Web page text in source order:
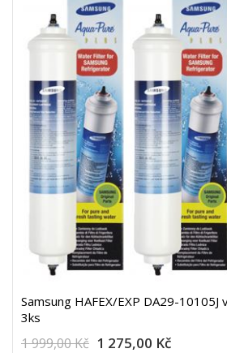
Samsung HAFEX/EXP DA29-10105J
3ks
1 999,00 Kč 1 275,00 Kč